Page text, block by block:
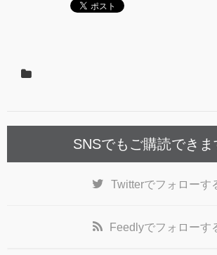
SNSでもご購読できま
Twitterでフォローす
Feedlyでフォローす